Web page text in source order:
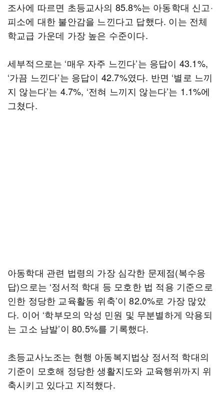
조사에 따르면 초등교사의 85.8%는 아동학대 신고·
피소에 대한 불안감을 느낀다고 답했다. 이는 전체
학교급 가운데 가장 높은 수준이다.
세부적으로는 ‘매우 자주 느낀다’는 응답이 43.1%,
‘가끔 느낀다’는 응답이 42.7%였다. 반면 ‘별로 느끼
지 않는다’는 4.7%, ‘전혀 느끼지 않는다’는 1.1%에
그쳤다.
아동학대 관련 법령의 가장 심각한 문제점(복수응
답)으로는 ‘정서적 학대 등 모호한 법 적용 기준으로
인한 정당한 교육활동 위축’이 82.0%로 가장 많았
다. 이어 ‘학부모의 악성 민원 및 무분별하게 악용되
는 고소 남발’이 80.5%를 기록했다.
초등교사노조는 현행 아동복지법상 정서적 학대의
기준이 모호해 정당한 생활지도와 교육행위까지 위
축시키고 있다고 지적했다.